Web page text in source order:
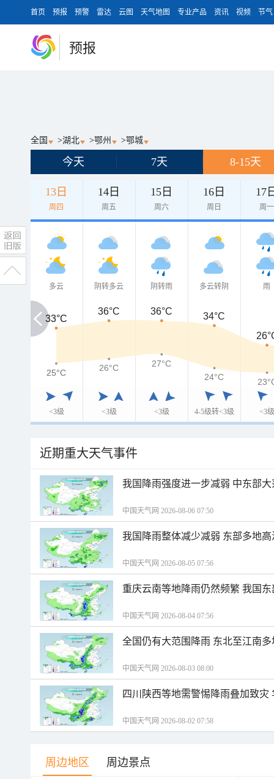
首页 预报 预警 雷达 云图 天气地图 专业产品 资讯 视频 节气
预报
全国 >湖北 >鄂州 >鄂城
今天 7天 8-15天
13日
周四
14日
周五
15日
周六
16日
周日
17
周一
多云
<3级
阴转多云
<3级
阴转雨
<3级
多云转阴
4-5级转<3级
雨
<3级
33°C
33°C
36°C 36°C
34°C
25°C
25°C 26°C
27°C
24°C
近期重大天气事件
我国降雨强度进一步减弱 中东部
中国天气网 2026-08-06 07:50
我国降雨整体减少减弱 东部多地
中国天气网 2026-08-05 07:56
重庆云南等地降雨仍然频繁 我国
中国天气网 2026-08-04 07:56
全国仍有大范围降雨 东北至江南
中国天气网 2026-08-03 08:00
四川陕西等地需警惕降雨叠加致
中国天气网 2026-08-02 07:58
周边地区 周边景点